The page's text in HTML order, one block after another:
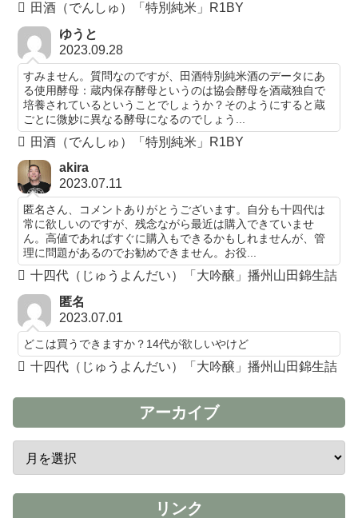
田酒（でんしゅ）「特別純米」R1BY
ゆうと
2023.09.28
すみません。質問なのですが、田酒特別純米酒のデータにあ
る使用酵母：蔵内保存酵母というのは協会酵母を酒蔵独自で
培養されているということでしょうか？そのようにすると蔵
ごとに微妙に異なる酵母になるのでしょう...
田酒（でんしゅ）「特別純米」R1BY
akira
2023.07.11
匿名さん、コメントありがとうございます。自分も十四代は
常に欲しいのですが、残念ながら最近は購入できていませ
ん。高値であればすぐに購入もできるかもしれませんが、管
理に問題があるのでお勧めできません。お役...
十四代（じゅうよんだい）「大吟醸」播州山田錦生詰
匿名
2023.07.01
どこは買うできますか？14代が欲しいやけど
十四代（じゅうよんだい）「大吟醸」播州山田錦生詰
アーカイブ
リンク